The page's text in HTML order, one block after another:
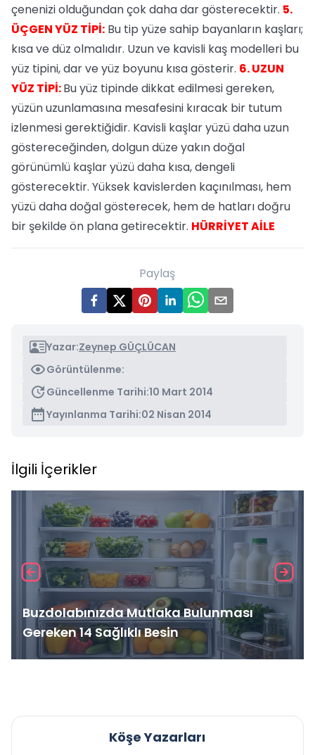
çenenizi olduğundan çok daha dar gösterecektir. 5.
ÜÇGEN YÜZ TİPİ: Bu tip yüze sahip bayanların kaşları;
kısa ve düz olmalıdır. Uzun ve kavisli kaş modelleri bu
yüz tipini, dar ve yüz boyunu kısa gösterir. 6. UZUN
YÜZ TİPİ:Bu yüz tipinde dikkat edilmesi gereken,
yüzün uzunlamasına mesafesini kıracak bir tutum
izlenmesi gerektiğidir. Kavisli kaşlar yüzü daha uzun
göstereceğinden, dolgun düze yakın doğal
görünümlü kaşlar yüzü daha kısa, dengeli
gösterecektir. Yüksek kavislerden kaçınılması, hem
yüzü daha doğal gösterecek, hem de hatları doğru
bir şekilde ön plana getirecektir. HÜRRİYET AİLE
Paylaş
Yazar:Zeynep GÜÇLÜCAN
Görüntülenme:
Güncellenme Tarihi:10 Mart 2014
Yayınlanma Tarihi:02 Nisan 2014
İlgili İçerikler
Buzdolabınızda Mutlaka Bulunması
Gereken 14 Sağlıklı Besin
Köşe Yazarları